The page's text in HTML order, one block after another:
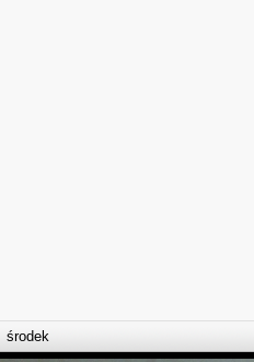
środek